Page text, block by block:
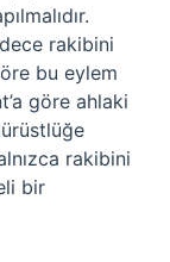
rakibini
bu eylem
göre ahlaki
rakibini
bir